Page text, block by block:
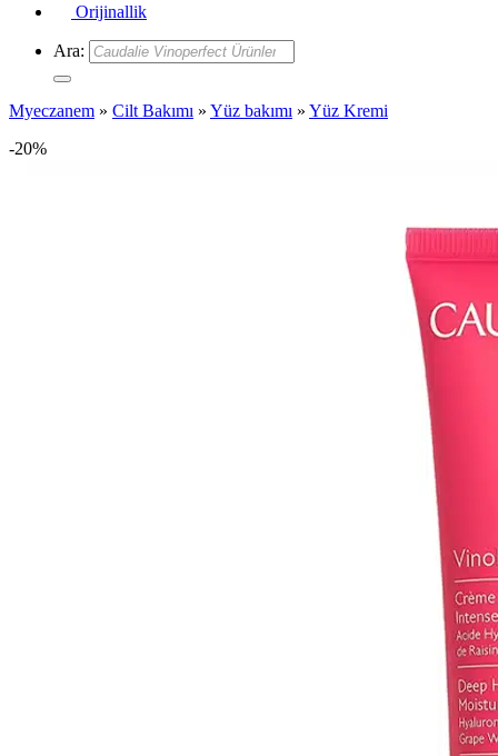
Orijinallik
Ara:
Myeczanem » Cilt Bakımı » Yüz bakımı » Yüz Kremi
-20%